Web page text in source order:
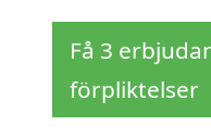
Få 3
förpliktelser